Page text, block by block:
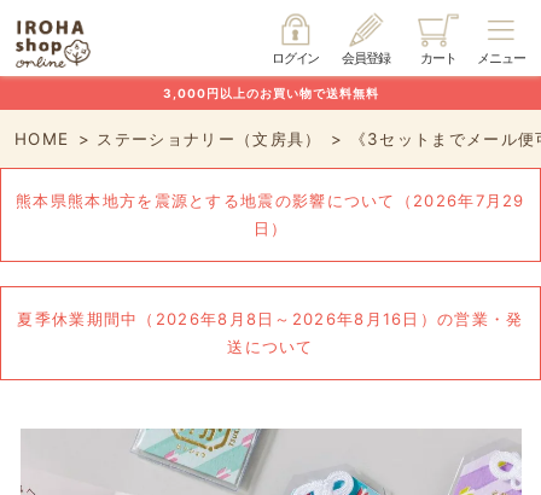
メニュー
カート
会員登録
ログイン
3,000円以上のお買い物で送料無料
HOME ステーショナリー（文房具） 《3セットまでメール
熊本県熊本地方を震源とする地震の影響について（2026年7月29
日）
夏季休業期間中（2026年8月8日～2026年8月16日）の営業・発
送について